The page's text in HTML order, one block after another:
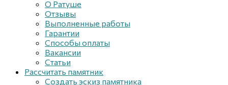
О Ратуше
Отзывы
Выполненные работы
Гарантии
Способы оплаты
Вакансии
Статьи
Рассчитать памятник
Создать эскиз памятника